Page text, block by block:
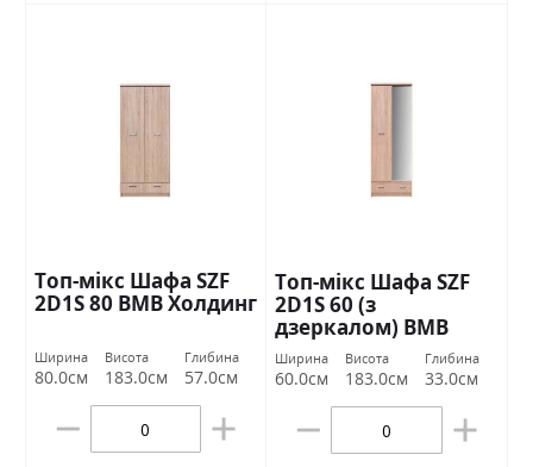
Топ-мікс Шафа SZF
2D1S 80 ВМВ Холдинг
Ширина
80.0см
Висота
183.0см
Глибина
57.0см
Топ-мікс Шафа SZF
2D1S 60 (з
дзеркалом) ВМВ
Холдинг
Ширина
60.0см
Висота
183.0см
Глибина
33.0см